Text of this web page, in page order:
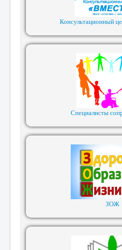
Консультационный
Специалисты
ЗОЖ